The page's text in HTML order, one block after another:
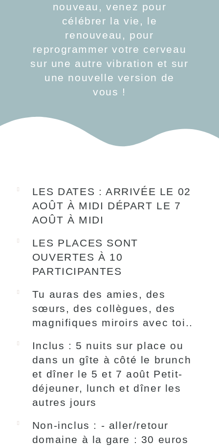
nouveau, venez pour
célébrer la vie, le
renouveau, pour
reprogrammer votre cerveau
sur une autre vibration et sur
une nouvelle version de
vous !
LES DATES : ARRIVÉE LE 02
AOÛT À MIDI DÉPART LE 7
AOÛT À MIDI
LES PLACES SONT
OUVERTES À 10
PARTICIPANTES
Tu auras des amies, des
sœurs, des collègues, des
magnifiques miroirs avec toi..
Inclus : 5 nuits sur place ou
dans un gîte à côté le brunch
et dîner le 5 et 7 août Petit-
déjeuner, lunch et dîner les
autres jours
Non-inclus : - aller/retour
domaine à la gare : 30 euros